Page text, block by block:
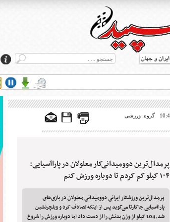
گروه: ورزشی
پرمدال‌ترین دوومیدانی‌کار معلولان در پاراآسیایی:
۱۰۴ کیلو کم کردم تا دوباره ورزش کنم
پرمدال‌ترین ورزشکار ایرانی دوومیدانی معلولان در بازی‌های
پاراآسیایی جاکارتا می‌گوید پس از اینکه تصادف کرد و ویلچرنشین
شد، 104 کیلو از وزن بدنش را از دست داد اما دوباره ورزش را شروع